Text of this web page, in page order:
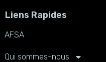
Liens Rapides
AFSA
Qui sommes-nous